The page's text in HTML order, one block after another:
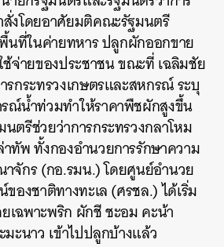
สั่งโดยอาศัยมติคณะรัฐมนตรี
นที่ในค่ายทหาร ปลูกผักออกขาย
ช้จ่ายของประชาชน ขณะที่ เฉลิมชัย
กระทรวงเกษตรและสหกรณ์ ระบุ
รณ์น้ำท่วมทำให้ราคาพืชผักสูงขึ้น
ตรีช่วยว่าการกระทรวงกลาโหม
ทัพ ทั้งกองอำนวยการรักษาความ
จักร (กอ.รมน.) โดยศูนย์อำนวย
องชาติทางทะเล (ศรชล.) ได้เริ่ม
เฉพาะพริก ผักชี ชะอม คะน้า
ะนาว เข้าไปปลูกบ้างแล้ว